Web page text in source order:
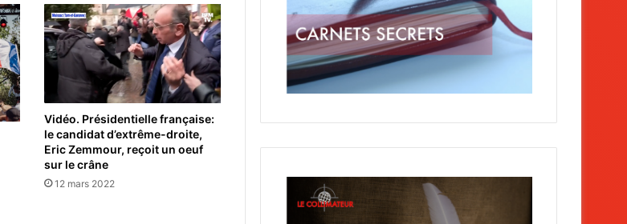
Vidéo. Présidentielle française:
le candidat d’extrême-droite,
Eric Zemmour, reçoit un oeuf
sur le crâne
12 mars 2022